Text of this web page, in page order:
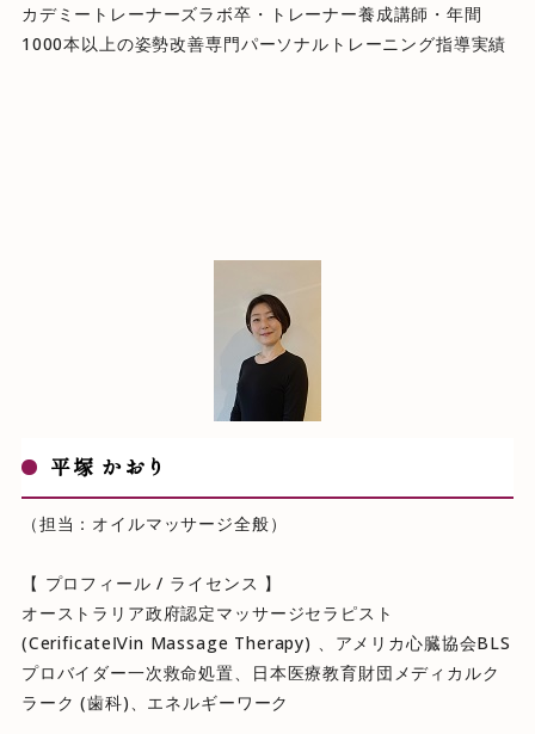
カデミートレーナーズラボ卒・トレーナー養成講師・年間
1000本以上の姿勢改善専門パーソナルトレーニング指導実績
平塚 かおり
（担当：オイルマッサージ全般）
【 プロフィール / ライセンス 】
オーストラリア政府認定マッサージセラピスト
(CerificateⅣin Massage Therapy) 、アメリカ心臓協会BLS
プロバイダー一次救命処置、日本医療教育財団メディカルク
ラーク (歯科)、エネルギーワーク